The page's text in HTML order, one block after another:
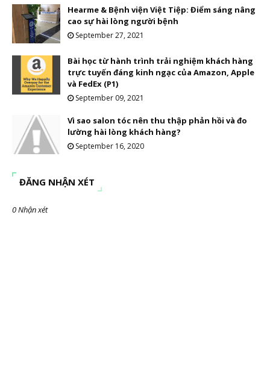
Hearme & Bệnh viện Việt Tiệp: Điểm sáng nâng
cao sự hài lòng người bệnh
September 27, 2021
Bài học từ hành trình trải nghiệm khách hàng
trực tuyến đáng kinh ngạc của Amazon, Apple
và FedEx (P1)
September 09, 2021
Vì sao salon tóc nên thu thập phản hồi và đo
lường hài lòng khách hàng?
September 16, 2020
ĐĂNG NHẬN XÉT
0 Nhận xét